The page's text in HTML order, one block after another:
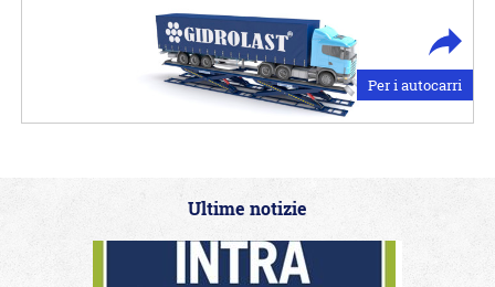
Per i autocarri
Ultime notizie